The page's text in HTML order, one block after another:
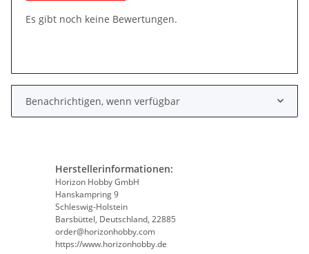
Es gibt noch keine Bewertungen.
Benachrichtigen, wenn verfügbar
Herstellerinformationen:
Horizon Hobby GmbH
Hanskampring 9
Schleswig-Holstein
Barsbüttel, Deutschland, 22885
order@horizonhobby.com
https://www.horizonhobby.de